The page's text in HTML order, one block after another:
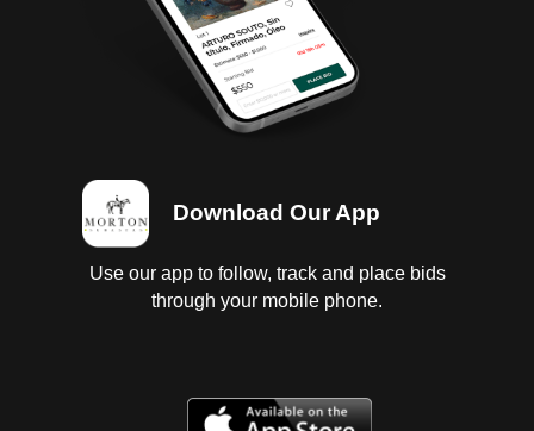
Download Our App
Use our app to follow, track and place bids
through your mobile phone.